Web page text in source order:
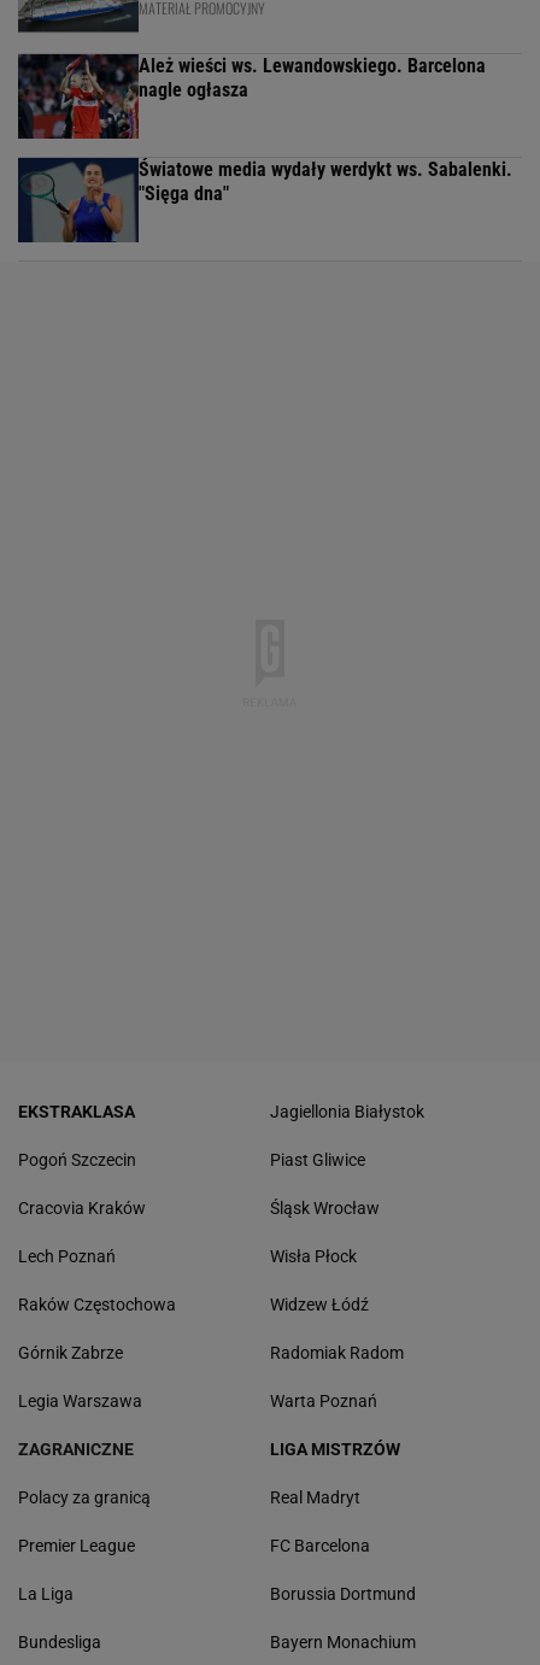
MATERIAŁ PROMOCYJNY
Ależ wieści ws. Lewandowskiego. Barcelona
nagle ogłasza
Światowe media wydały werdykt ws. Sabalenki.
"Sięga dna"
EKSTRAKLASA
Pogoń Szczecin
Cracovia Kraków
Lech Poznań
Raków Częstochowa
Górnik Zabrze
Legia Warszawa
Jagiellonia Białystok
Piast Gliwice
Śląsk Wrocław
Wisła Płock
Widzew Łódź
Radomiak Radom
Warta Poznań
ZAGRANICZNE
Polacy za granicą
Premier League
La Liga
Bundesliga
LIGA MISTRZÓW
Real Madryt
FC Barcelona
Borussia Dortmund
Bayern Monachium